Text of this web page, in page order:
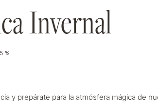
Invernal
Invernal
%
y prepárate para la atmósfera mágica de